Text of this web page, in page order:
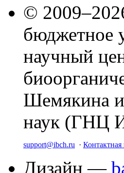
©
бюджетное
научный
Шемякина
наук (ГНЦ
support@ibch.ru ·
Дизайн —